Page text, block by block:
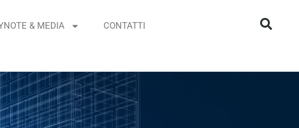
& MEDIA CONTATTI